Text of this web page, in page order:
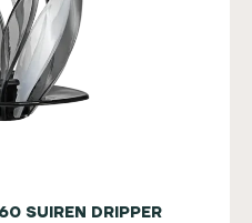
SUIREN DRIPPER